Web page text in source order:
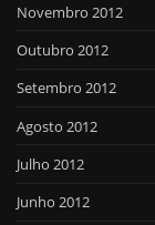
Novembro 2012
Outubro 2012
Setembro 2012
Agosto 2012
Julho 2012
Junho 2012